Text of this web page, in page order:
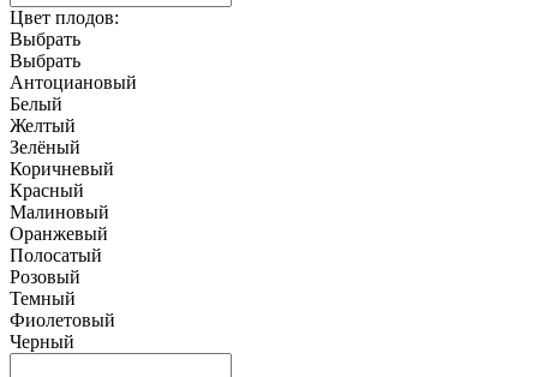
Цвет плодов:
Выбрать
Выбрать
Антоциановый
Белый
Желтый
Зелёный
Коричневый
Красный
Малиновый
Оранжевый
Полосатый
Розовый
Темный
Фиолетовый
Черный